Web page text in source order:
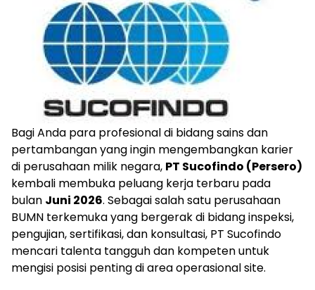
Bagi Anda para profesional di bidang sains dan
pertambangan yang ingin mengembangkan karier
di perusahaan milik negara, PT Sucofindo (Persero)
kembali membuka peluang kerja terbaru pada
bulan Juni 2026. Sebagai salah satu perusahaan
BUMN terkemuka yang bergerak di bidang inspeksi,
pengujian, sertifikasi, dan konsultasi, PT Sucofindo
mencari talenta tangguh dan kompeten untuk
mengisi posisi penting di area operasional site.